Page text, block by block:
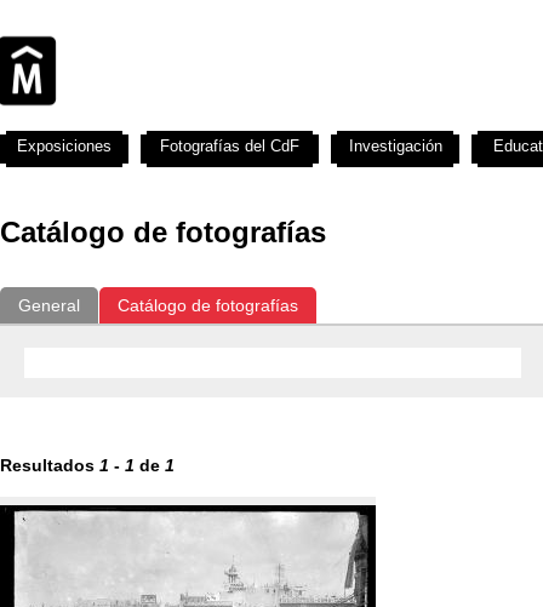
Catálogo de fotografías
General Catálogo de fotografías
Resultados 1 - 1 de 1
Exposiciones Fotografías del CdF Investigación